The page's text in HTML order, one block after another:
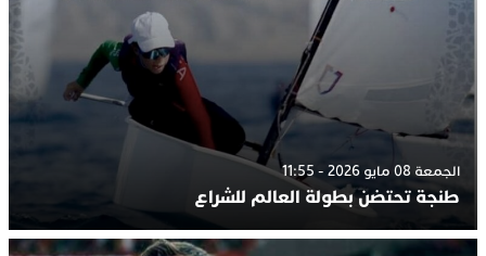
الجمعة 08 مايو 2026 - 11:55
طنجة تحتضن بطولة العالم للشراع